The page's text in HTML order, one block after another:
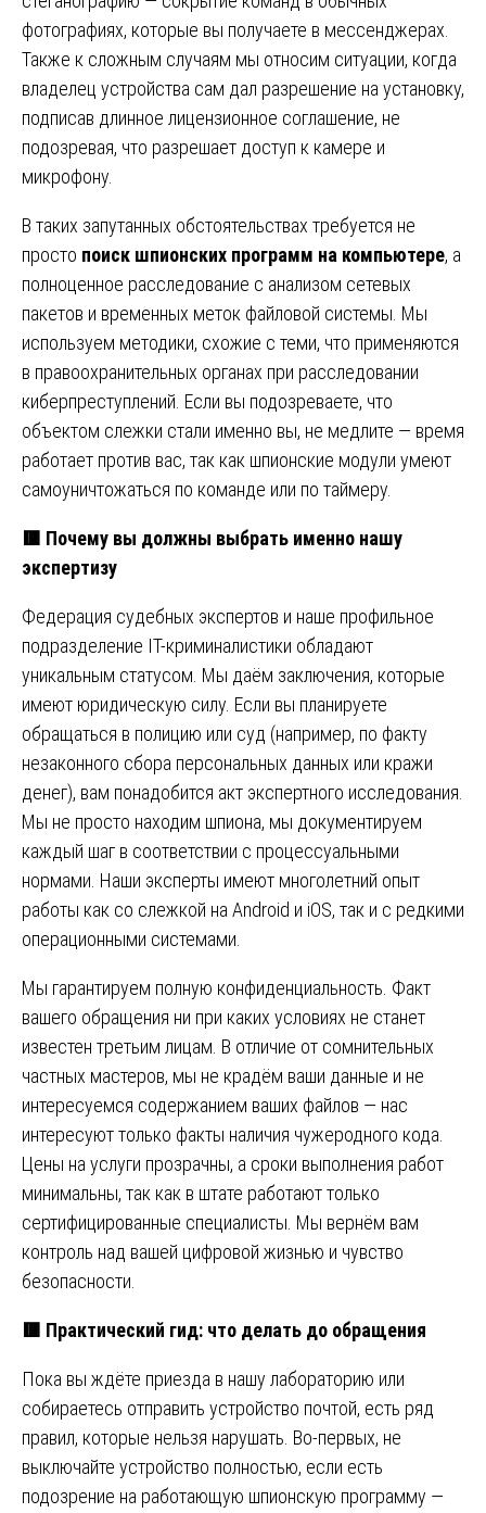
фотографиях, которые вы получаете в мессенджерах.
Также к сложным случаям мы относим ситуации, когда
владелец устройства сам дал разрешение на установку,
подписав длинное лицензионное соглашение, не
подозревая, что разрешает доступ к камере и
микрофону.
В таких запутанных обстоятельствах требуется не
просто поиск шпионских программ на компьютере, а
полноценное расследование с анализом сетевых
пакетов и временных меток файловой системы. Мы
используем методики, схожие с теми, что применяются
в правоохранительных органах при расследовании
киберпреступлений. Если вы подозреваете, что
объектом слежки стали именно вы, не медлите — время
работает против вас, так как шпионские модули умеют
самоуничтожаться по команде или по таймеру.
🟥 Почему вы должны выбрать именно нашу
экспертизу
Федерация судебных экспертов и наше профильное
подразделение IT-криминалистики обладают
уникальным статусом. Мы даём заключения, которые
имеют юридическую силу. Если вы планируете
обращаться в полицию или суд (например, по факту
незаконного сбора персональных данных или кражи
денег), вам понадобится акт экспертного исследования.
Мы не просто находим шпиона, мы документируем
каждый шаг в соответствии с процессуальными
нормами. Наши эксперты имеют многолетний опыт
работы как со слежкой на Android и iOS, так и с редкими
операционными системами.
Мы гарантируем полную конфиденциальность. Факт
вашего обращения ни при каких условиях не станет
известен третьим лицам. В отличие от сомнительных
частных мастеров, мы не крадём ваши данные и не
интересуемся содержанием ваших файлов — нас
интересуют только факты наличия чужеродного кода.
Цены на услуги прозрачны, а сроки выполнения работ
минимальны, так как в штате работают только
сертифицированные специалисты. Мы вернём вам
контроль над вашей цифровой жизнью и чувство
безопасности.
🟥 Практический гид: что делать до обращения
Пока вы ждёте приезда в нашу лабораторию или
собираетесь отправить устройство почтой, есть ряд
правил, которые нельзя нарушать. Во-первых, не
выключайте устройство полностью, если есть
подозрение на работающую шпионскую программу —